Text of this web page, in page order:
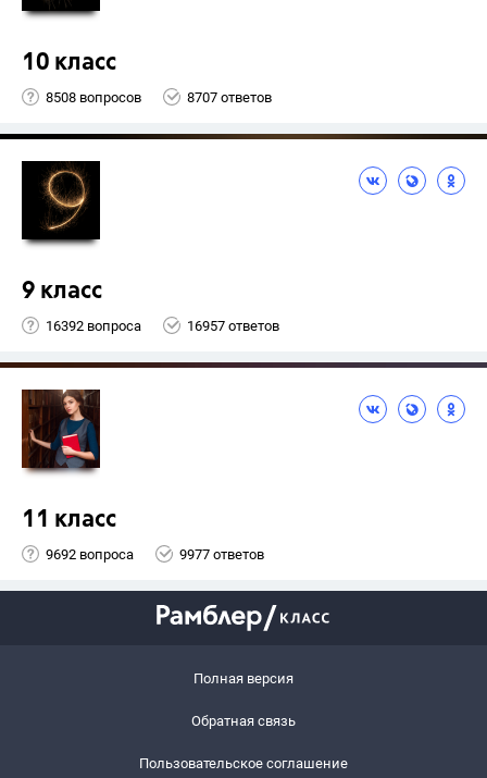
10 класс
8508 вопросов 8707 ответов
9 класс
16392 вопроса 16957 ответов
11 класс
9692 вопроса 9977 ответов
Полная версия
Обратная связь
Пользовательское соглашение